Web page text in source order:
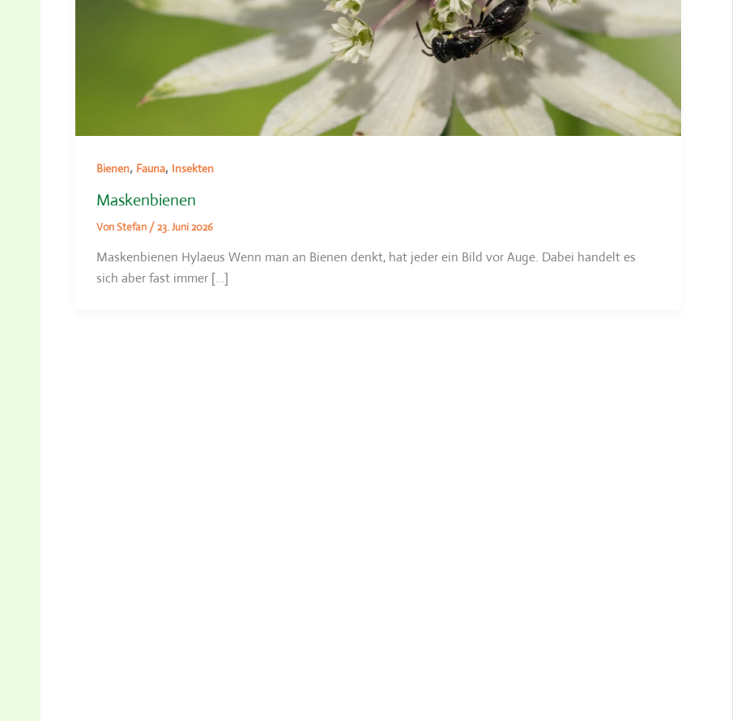
Bienen, Fauna, Insekten
Maskenbienen
VonStefan /23. Juni 2026
Maskenbienen Hylaeus Wenn man an Bienen denkt, hat jeder ein Bild vor Auge. Dabei handelt es
sich aber fast immer […]